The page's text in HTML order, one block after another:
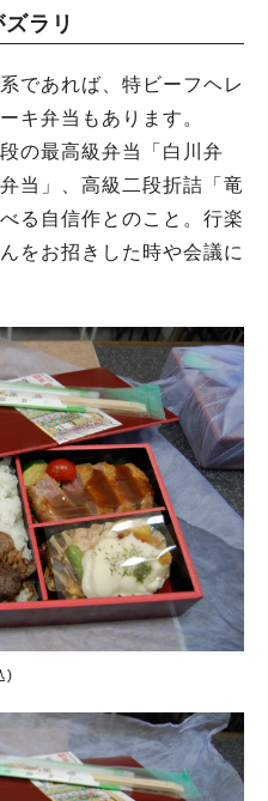
ラリ
であれば、特ビーフヘレ
キ弁当もあります。
の最高級弁当「白川弁
当」、高級二段折詰「竜
る自信作とのこと。行楽
をお招きした時や会議に
)